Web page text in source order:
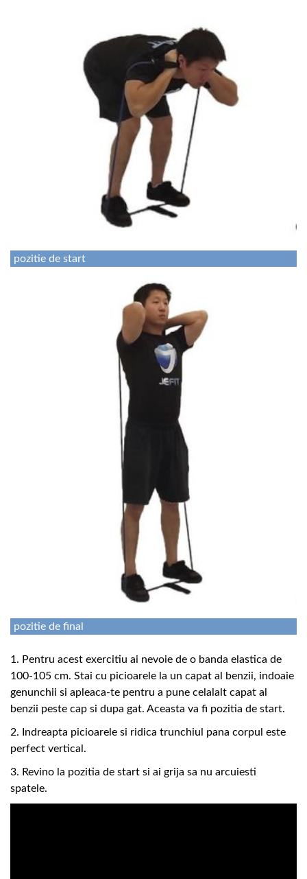
pozitie de start
pozitie de final
1. Pentru acest exercitiu ai nevoie de o banda elastica de
100-105 cm. Stai cu picioarele la un capat al benzii, indoaie
genunchii si apleaca-te pentru a pune celalalt capat al
benzii peste cap si dupa gat. Aceasta va fi pozitia de start.
2. Indreapta picioarele si ridica trunchiul pana corpul este
perfect vertical.
3. Revino la pozitia de start si ai grija sa nu arcuiesti
spatele.